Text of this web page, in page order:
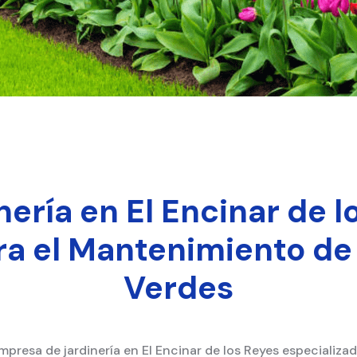
en El Encinar de
el Mantenimiento
Verdes
de jardinería en El Encinar de los Reyes